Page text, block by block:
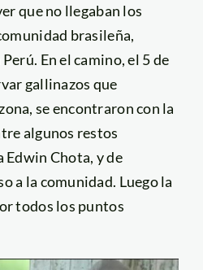
que no llegaban los
brasileña,
En el camino, el 5 de
gallinazos que
se encontraron con la
algunos restos
Chota, y de
a la comunidad. Luego la
todos los puntos